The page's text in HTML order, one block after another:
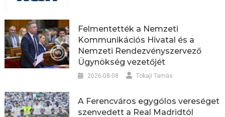
Felmentették a Nemzeti
Kommunikációs Hivatal és a
Nemzeti Rendezvényszervező
Ügynökség vezetőjét
2026-08-08 Tokaji Tamás
A Ferencváros egygólos vereséget
szenvedett a Real Madridtól